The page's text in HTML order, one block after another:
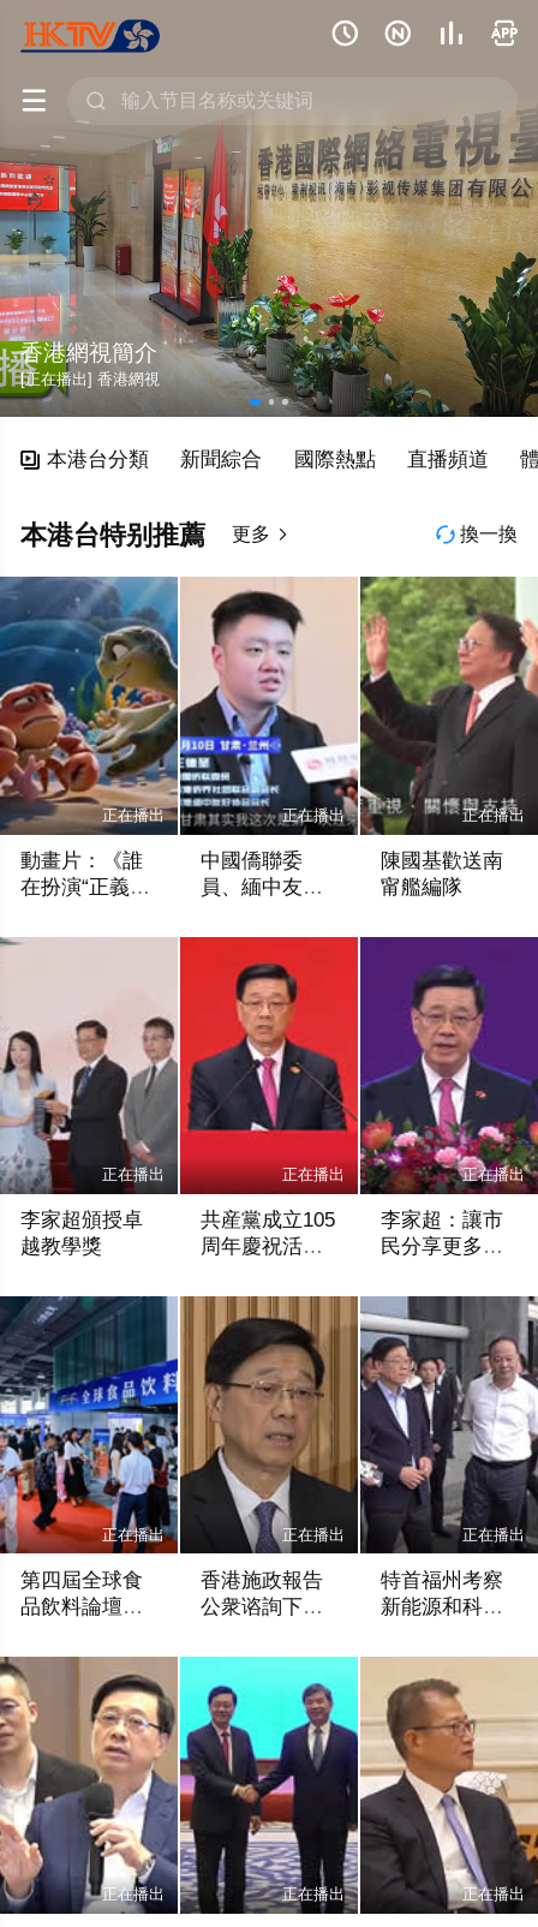
   
 
香港網視簡介
[正在播出] 香港網視
 本港台分類 新聞綜合 國際熱點 直播頻道
 換一換
本港台特别推薦 更多 
正在播出
動畫片：《誰
在扮演“正義
正在播出
中國僑聯委
員、緬中友好
聖接受鳳凰專
正在播出
陳國基歡送南
甯艦編隊
正在播出
李家超頒授卓
越教學獎
正在播出
共産黨成立105
周年慶祝活動
正在播出
李家超：讓市
民分享更多經
正在播出
第四屆全球食
品飲料論壇啓
球食飲新賽道
正在播出
香港施政報告
公衆谘詢下周
正在播出
特首福州考察
新能源和科技
正在播出 正在播出 正在播出